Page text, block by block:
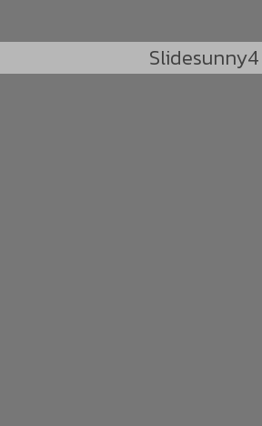
Slidesunny4